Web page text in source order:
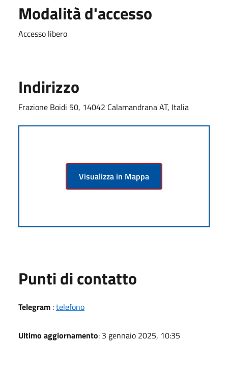
Modalità d'accesso
Accesso libero
Indirizzo
Frazione Boidi 50, 14042 Calamandrana AT, Italia
Visualizza in Mappa
Punti di contatto
Telegram :telefono
Ultimo aggiornamento: 3 gennaio 2025, 10:35